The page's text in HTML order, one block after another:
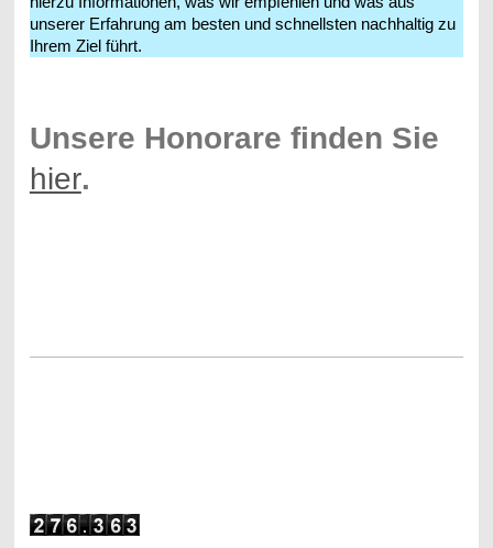
unserer Erfahrung am besten und schnellsten nachhaltig zu
Ihrem Ziel führt.
Unsere Honorare finden Sie
hier.